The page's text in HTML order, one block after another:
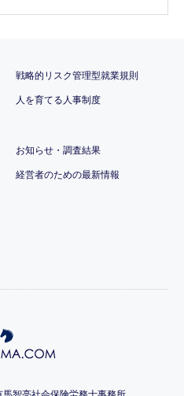
戦略的リスク管理型就業規則
人を育てる人事制度
お知らせ・調査結果
経営者のための最新情報